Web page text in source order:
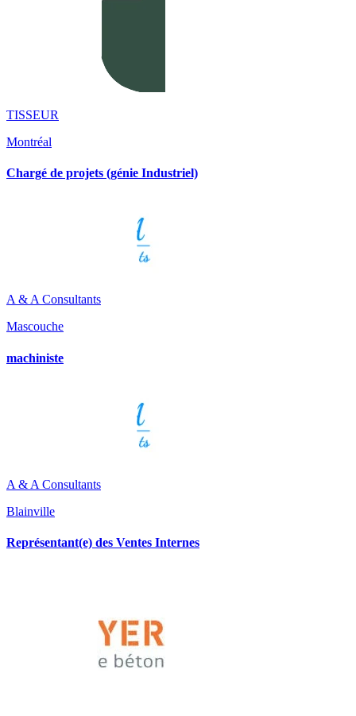
TISSEUR
Montréal
Chargé de projets (génie Industriel)
A & A Consultants
Mascouche
machiniste
A & A Consultants
Blainville
Représentant(e) des Ventes Internes